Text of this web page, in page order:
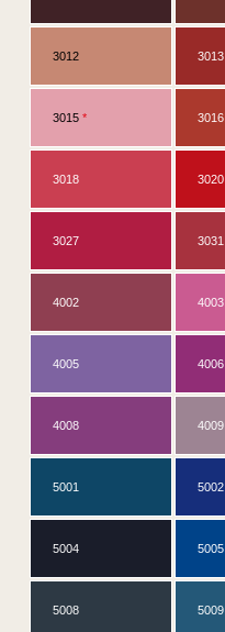
3012 3013
3015 * 3016
3018 3020
3027 3031
4002 4003
4005 4006
4008 4009
5001 5002
5004 5005
5008 5009